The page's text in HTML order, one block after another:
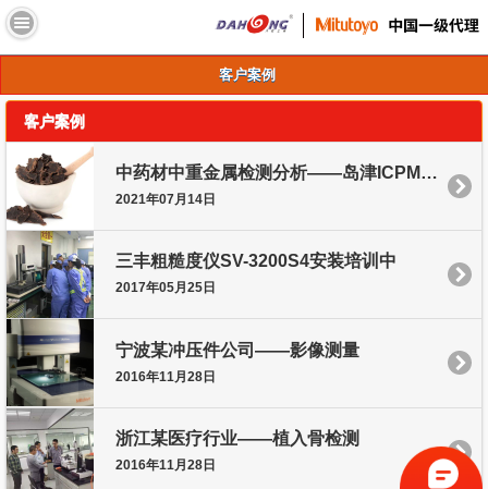
客户案例
客户案例
中药材中重金属检测分析——岛津ICPMS-2030系列电感耦合等离子体质谱仪
2021年07月14日
三丰粗糙度仪SV-3200S4安装培训中
2017年05月25日
宁波某冲压件公司——影像测量
2016年11月28日
浙江某医疗行业——植入骨检测
2016年11月28日
//